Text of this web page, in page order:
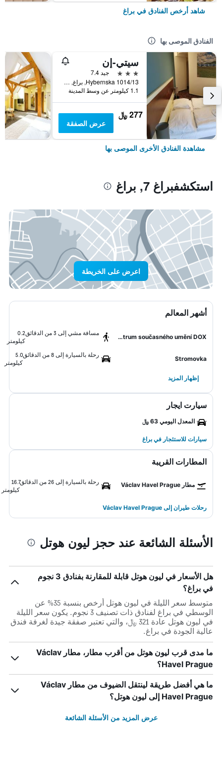
شاهد أرخص الفنادق في براغ
الفنادق الموصى بها
سيتي-إن
3 نجوم
جيد 7.4
Hybernska 1014/13, براغ, Prague Region, جمهورية التشيك
1.1 كيلومتر عن وسط المدينة
277 ﷼
عرض الصفقة
مشاهدة الفنادق الأخرى الموصى بها
استكشفبراغ 7, براغ
اعرض على الخريطة
أشهر المعالم
Centrum současného umění DOX
مسافة مشي إلى 3 من الدقائق
0.2
كيلومتر
Stromovka
رحلة بالسيارة إلى 8 من الدقائق
5.0
كيلومتر
إظهار المزيد
سيارت ايجار
المعدل اليومي 63 ﷼
سيارات للاستئجار في براغ
المطارات القريبة
مطار Václav Havel Prague رحلة بالسيارة إلى 26 من الدقائق
16.7
كيلومتر
رحلات طيران إلى Václav Havel Prague
الأسئلة الشائعة عند حجز ليون هوتل
هل الأسعار في ليون هوتل قابلة للمقارنة بفنادق 3 نجوم
في براغ؟
متوسط سعر الليلة في ليون هوتل أرخص بنسبة 35% عن
الوسطي في براغ لفنادق ذات تصنيف 3 نجوم. يكون سعر الليلة
في ليون هوتل عادة 321 ﷼، والتي تعتبر صفقة جيدة لغرفة فندق
عالية الجودة في براغ.
ما مدى قرب ليون هوتل من أقرب مطار، مطار Václav
Havel Prague؟
ما هي أفضل طريقة لينتقل الضيوف من مطار Václav
Havel Prague إلى ليون هوتل؟
عرض المزيد من الأسئلة الشائعة